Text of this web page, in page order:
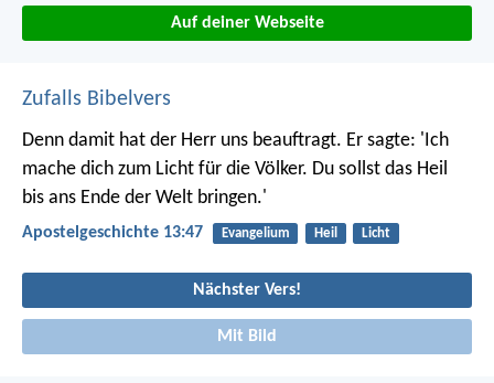
Auf deiner Webseite
Zufalls Bibelvers
Denn damit hat der Herr uns beauftragt. Er sagte: 'Ich
mache dich zum Licht für die Völker. Du sollst das Heil
bis ans Ende der Welt bringen.'
Apostelgeschichte 13:47 Evangelium Heil Licht
Nächster Vers!
Mit Bild